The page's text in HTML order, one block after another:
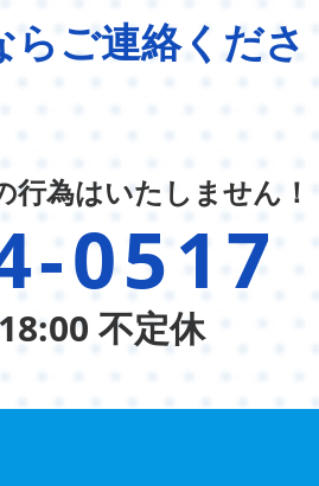
ご連絡くださ
為はいたしません！
0517
不定休